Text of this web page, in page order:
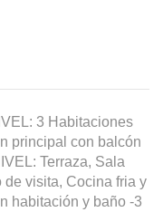
3 Habitaciones
principal con balcón
Terraza, Sala
de visita, Cocina fria y
habitación y baño -3